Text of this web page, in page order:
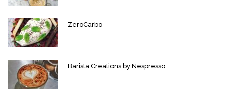
ZeroCarbo
Barista Creations by Nespresso